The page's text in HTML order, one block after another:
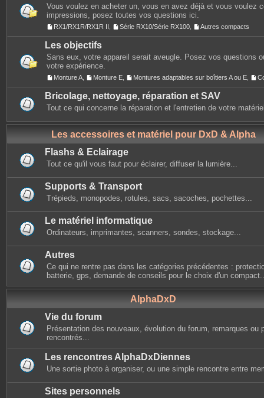
Vous voulez en acheter un, vous en avez déjà et vous voulez
impressions, posez toutes vos questions ici.
RX1/RX1R/RX1R II Série RX10/Série RX100 Autres compacts
Les objectifs
Sans eux, votre appareil serait aveugle. Posez vos questions
votre expérience.
Monture A Monture E Montures adaptables sur boîtiers A ou E
Bricolage, nettoyage, réparation et SAV
Tout ce qui concerne la réparation et l'entretien de votre
Les accessoires et matériel pour DxD & Alpha
Flashs & Eclairage
Tout ce qu'il vous faut pour éclairer, diffuser la lumière...
Supports & Transport
Trépieds, monopodes, rotules, sacs, sacoches, pochettes...
Le matériel informatique
Ordinateurs, imprimantes, scanners, sondes, stockage...
Autres
Ce qui ne rentre pas dans les catégories précédentes :
batterie, gps, demande de conseils pour le choix d'un
AlphaDxD
Vie du forum
Présentation des nouveaux, évolution du forum, remarques ou
rencontrés...
Les rencontres AlphaDxDiennes
Une sortie photo à organiser, ou une simple rencontre entre
Sites personnels